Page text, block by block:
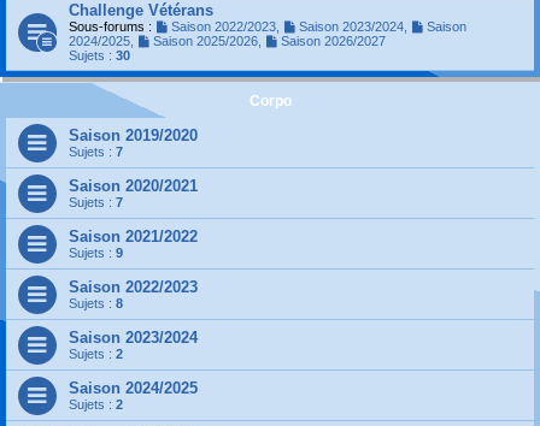
Challenge Vétérans
Sous-forums : Saison 2022/2023, Saison 2023/2024,
Saison
2024/2025
Saison 2025/2026,
Saison 2026/2027
Sujets : 30
Corpo
Saison 2019/2020
Sujets : 7
Saison 2020/2021
Sujets : 7
Saison 2021/2022
Sujets : 9
Saison 2022/2023
Sujets : 8
Saison 2023/2024
Sujets : 2
Saison 2024/2025
Sujets : 2